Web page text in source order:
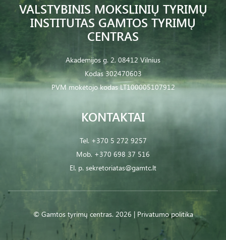
VALSTYBINIS MOKSLINIŲ TYRIMŲ
INSTITUTAS GAMTOS TYRIMŲ
CENTRAS
Akademijos g. 2, 08412 Vilnius
Kodas 302470603
PVM mokėtojo kodas LT100005107912
KONTAKTAI
Tel. +370 5 272 9257
Mob. +370 698 37 516
El. p. sekretoriatas@gamtc.lt
© Gamtos tyrimų centras. 2026 | Privatumo politika